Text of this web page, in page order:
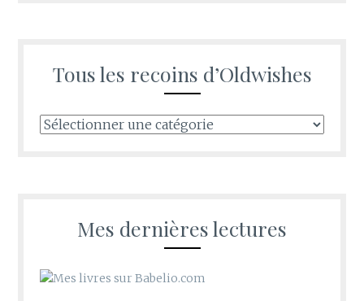
Tous les recoins d’Oldwishes
Tous
Mes dernières lectures